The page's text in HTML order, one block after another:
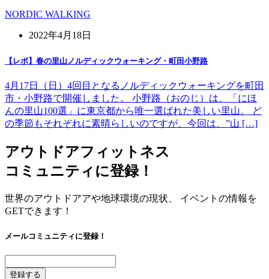
NORDIC WALKING
2022年4月18日
【レポ】春の里山ノルディックウォーキング・町田小野路
4月17日（日）4回目となるノルディックウォーキングを町田
市・小野路で開催しました。 小野路（おのじ）は、「にほ
んの里山100選」に東京都から唯一選ばれた美しい里山。 ど
の季節もそれぞれに素晴らしいのですが、今回は、”山 […]
アウトドアフィットネス
コミュニティに登録！
世界のアウトドアアや地球環境の現状、 イベントの情報を
GETできます！
メールコミュニティに登録！